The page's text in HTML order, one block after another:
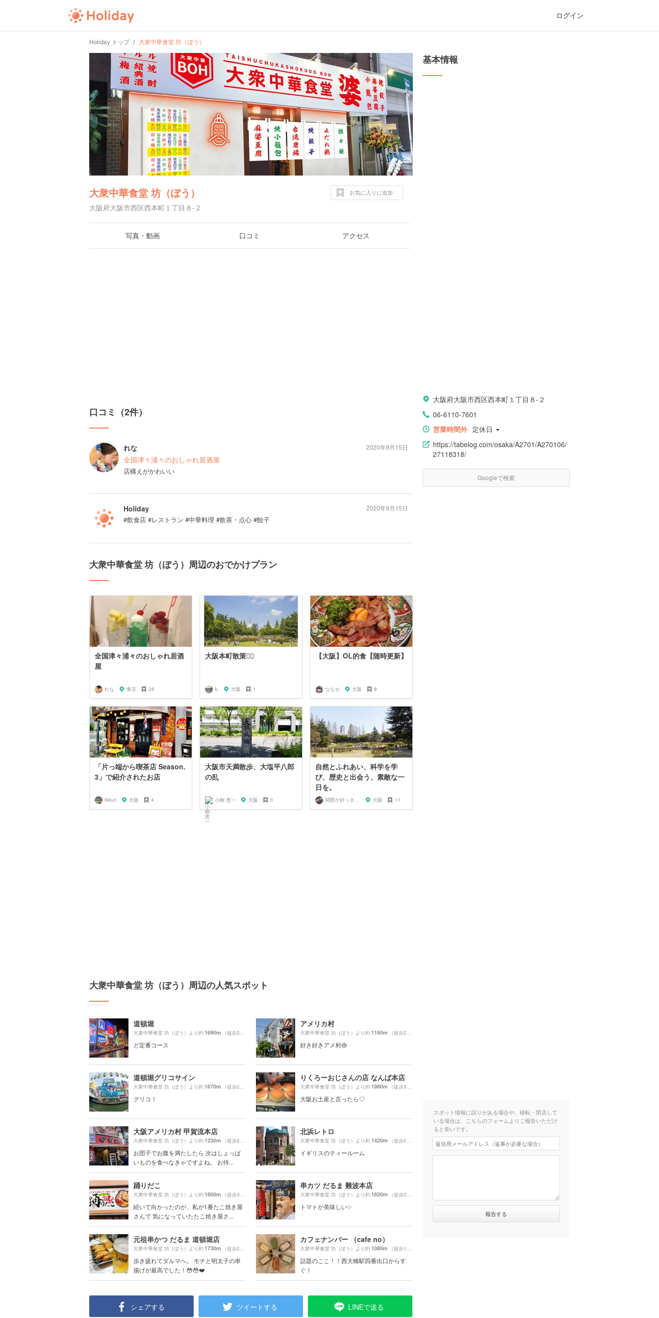
ログイン
Holiday トップ 大衆中華食堂 坊（ぼう）
大衆中華食堂 坊（ぼう）
大阪府大阪市西区西本町１丁目８-２
お気に入りに追加
写真・動画 口コミ アクセス
口コミ（2件）
れな
全国津々浦々のおしゃれ居酒屋
店構えがかわいい
2020年9月15日
Holiday
#飲食店 #レストラン #中華料理 #飲茶・点心 #餃子
2020年9月15日
大衆中華食堂 坊（ぼう）周辺のおでかけプラン
全国津々浦々のおしゃれ居酒
屋
れな 東京 28
大阪本町散策🚶‍♀️
k. 大阪 1
【大阪】OL的食【随時更新】
ななせ 大阪 8
「片っ端から喫茶店 Season.
3」で紹介されたお店
Ikkun 大阪 4
大阪市天満散歩、大塩平八郎
の乱
小柳 恵一 大阪 3
自然とふれあい、科学を学
び、歴史と出会う、素敵な一
日を。
関西が好っきゃねん 大阪 11
大衆中華食堂 坊（ぼう）周辺の人気スポット
道頓堀
大衆中華食堂 坊（ぼう）より約1690m （徒歩29分）
ど定番コース
アメリカ村
大衆中華食堂 坊（ぼう）より約1160m （徒歩20分）
好き好きアメ村🍥
道頓堀グリコサイン
大衆中華食堂 坊（ぼう）より約1670m （徒歩28分）
グリコ！
りくろーおじさんの店 なんば本店
大衆中華食堂 坊（ぼう）より約1980m （徒歩33分）
大阪お土産と言ったら♡
大阪アメリカ村 甲賀流本店
大衆中華食堂 坊（ぼう）より約1230m （徒歩21分）
お団子でお腹を満たしたら 次はしょっぱ
いものを食べなきゃですよね。 お待...
北浜レトロ
大衆中華食堂 坊（ぼう）より約1420m （徒歩24分）
イギリスのティールーム
踊りだこ
大衆中華食堂 坊（ぼう）より約1800m （徒歩30分）
続いて向かったのが、私が1番たこ焼き屋
さんで 気になっていたたこ焼き屋さ...
串カツ だるま 難波本店
大衆中華食堂 坊（ぼう）より約1820m （徒歩31分）
トマトが美味しい✨
元祖串かつ だるま 道頓堀店
大衆中華食堂 坊（ぼう）より約1730m （徒歩29分）
歩き疲れてダルマへ。 モチと明太子の串
揚げが最高でした！😳😳❤️
カフェナンバー （cafe no）
大衆中華食堂 坊（ぼう）より約1080m （徒歩19分）
話題のここ！！西大橋駅四番出口からす
ぐ！
シェアする ツイートする LINEで送る
基本情報
大阪府大阪市西区西本町１丁目８-２
06-6110-7601
営業時間外 定休日
https://tabelog.com/osaka/A2701/A270106/
27118318/
Googleで検索
スポット情報に誤りがある場合や、移転・閉店して
いる場合は、こちらのフォームよりご報告いただけ
ると幸いです。